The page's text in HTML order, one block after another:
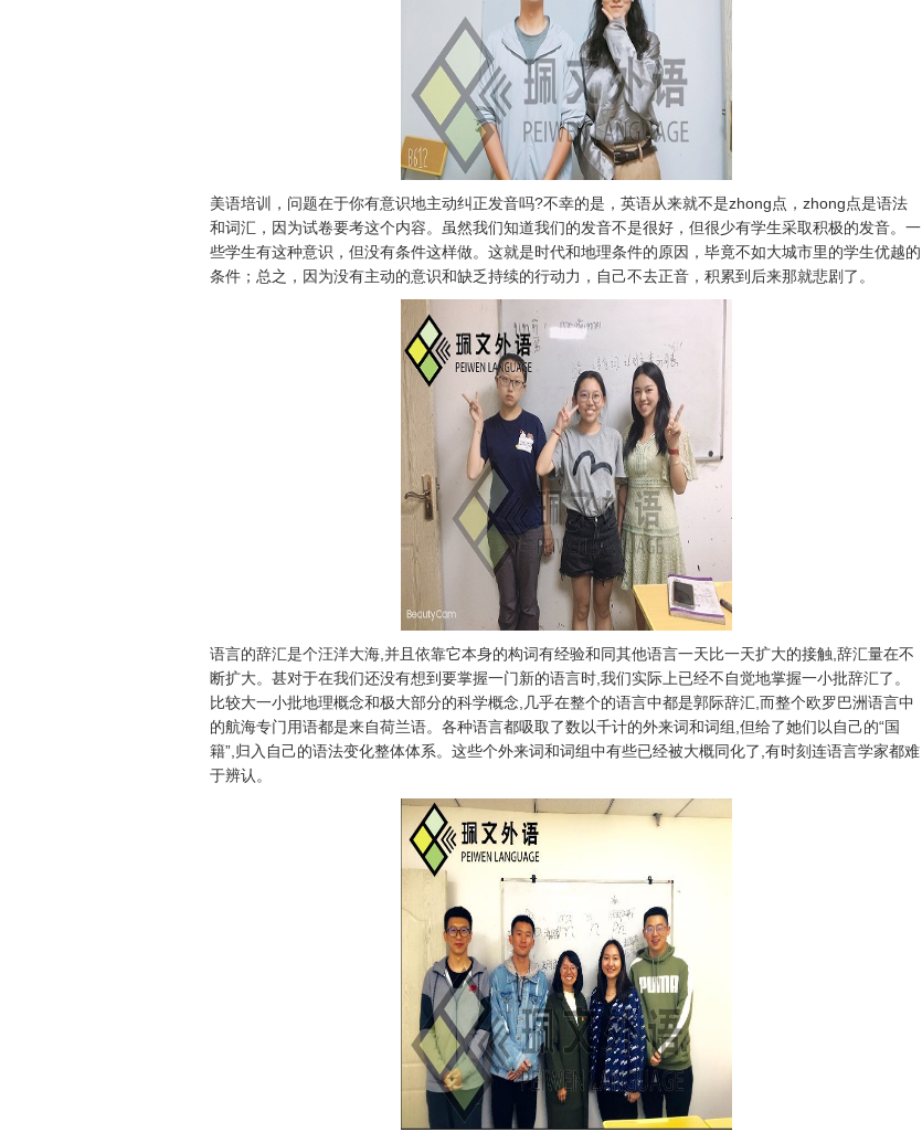
美语培训，问题在于你有意识地主动纠正发音吗?不幸的是，英语从来就不是zhong点，zhong点是语法
和词汇，因为试卷要考这个内容。虽然我们知道我们的发音不是很好，但很少有学生采取积极的发音。一
些学生有这种意识，但没有条件这样做。这就是时代和地理条件的原因，毕竟不如大城市里的学生优越的
条件；总之，因为没有主动的意识和缺乏持续的行动力，自己不去正音，积累到后来那就悲剧了。
语言的辞汇是个汪洋大海,并且依靠它本身的构词有经验和同其他语言一天比一天扩大的接触,辞汇量在不
断扩大。甚对于在我们还没有想到要掌握一门新的语言时,我们实际上已经不自觉地掌握一小批辞汇了。
比较大一小批地理概念和极大部分的科学概念,几乎在整个的语言中都是郭际辞汇,而整个欧罗巴洲语言中
的航海专门用语都是来自荷兰语。各种语言都吸取了数以千计的外来词和词组,但给了她们以自己的“国
籍”,归入自己的语法变化整体体系。这些个外来词和词组中有些已经被大概同化了,有时刻连语言学家都难
于辨认。